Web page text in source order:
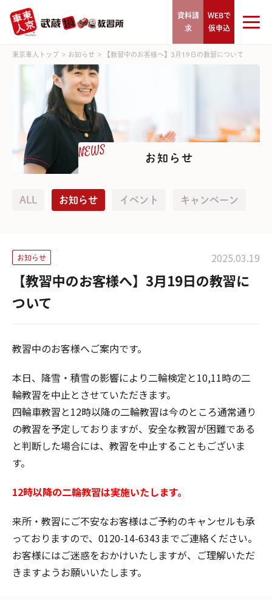
資料請
求
WEBで
仮申込
東京車人トップ > お知らせ > 【教習中のお客様へ】3月19日の教習について
NEWS お知らせ
ALL お知らせ イベント キャンペーン
お知らせ 2025.03.19
【教習中のお客様へ】3月19日の教習に
ついて
教習中のお客様へご案内です。
本日、降雪・積雪の影響により二輪検定と10,11時の二
輪教習を中止とさせていただきます。
四輪車教習と12時以降の二輪教習は今のところ通常通り
の教習を予定しておりますが、安全な教習が困難である
と判断した場合には、教習を中止することもございま
す。
12時以降の二輪教習は実施いたします。
来所・教習にご不安なお客様はご予約のキャンセルも承
っておりますので、0120-14-6343までご連絡ください。
お客様にはご迷惑をおかけいたしますが、ご理解いただ
きますようお願いいたします。